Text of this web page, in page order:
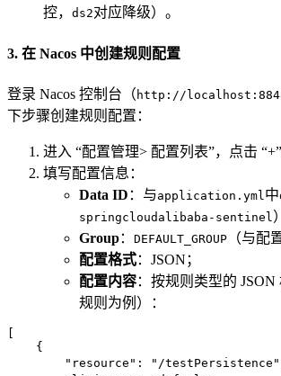
控， ds2对应降级）。
3. 在 Nacos 中创建规则配置
登录 Nacos 控制台（ http://
下步骤创建规则配置：
进入 “配置管理> 配置列表”，点击
填写配置信息：
Data ID ：与application.yml 中
springcloudalibaba-sentinel
Group： DEFAULT_GROUP （与配
配置格式：JSON；
配置内容：按规则类型的
规则为例）：
{
"resource" : "/testPersistence"